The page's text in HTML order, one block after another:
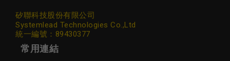
矽聯科技股份有限公司
Systemlead Technologies Co.,Ltd
統一編號：89430377
常用連結